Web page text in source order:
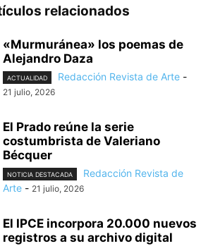
relacionados
«Murmuránea» los poemas de
Alejandro Daza
ACTUALIDAD Redacción Revista de Arte -
21 julio, 2026
El Prado reúne la serie
costumbrista de Valeriano
Bécquer
NOTICIA DESTACADA
Redacción Revista de
Arte - 21 julio, 2026
El IPCE incorpora 20.000 nuevos
registros a su archivo digital